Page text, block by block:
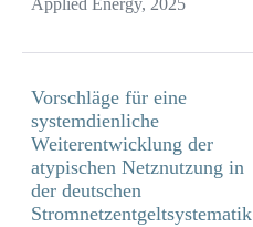
Applied Energy, 2025
Vorschläge für eine
systemdienliche
Weiterentwicklung der
atypischen Netznutzung in
der deutschen
Stromnetzentgeltsystematik